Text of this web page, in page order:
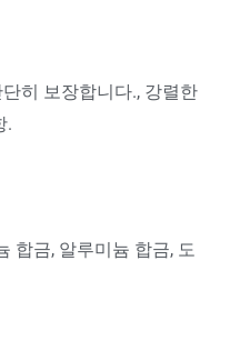
히 보장합니다., 강렬한
.
합금, 알루미늄 합금, 도